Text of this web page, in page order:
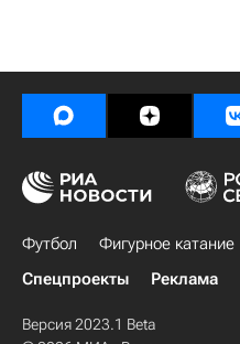
Футбол Фигурное катание
Спецпроекты
Реклама
Версия 2023.1 Beta